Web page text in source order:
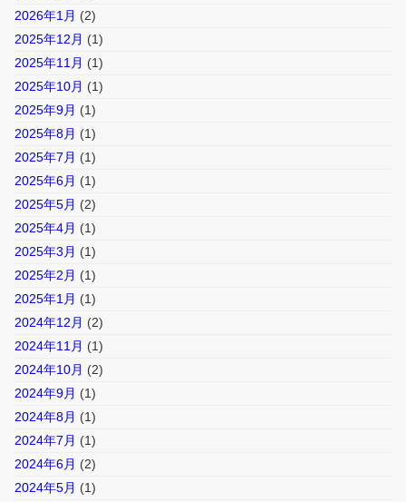
2026年1月 (2)
2025年12月 (1)
2025年11月 (1)
2025年10月 (1)
2025年9月 (1)
2025年8月 (1)
2025年7月 (1)
2025年6月 (1)
2025年5月 (2)
2025年4月 (1)
2025年3月 (1)
2025年2月 (1)
2025年1月 (1)
2024年12月 (2)
2024年11月 (1)
2024年10月 (2)
2024年9月 (1)
2024年8月 (1)
2024年7月 (1)
2024年6月 (2)
2024年5月 (1)